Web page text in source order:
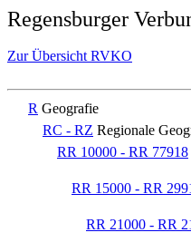
Regensburger
Zur Übersicht RVKO
R Geografie
RC - RZ Regionale
RR 10000 - RR 77918
RR 15000 - RR
RR 21000 - RR